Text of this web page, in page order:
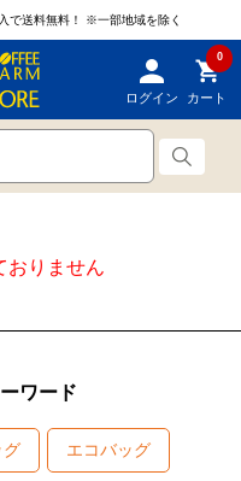
で送料無料！ ※一部地域を除く
ログイン
0
カート
おりません
ワード
グ エコバッグ